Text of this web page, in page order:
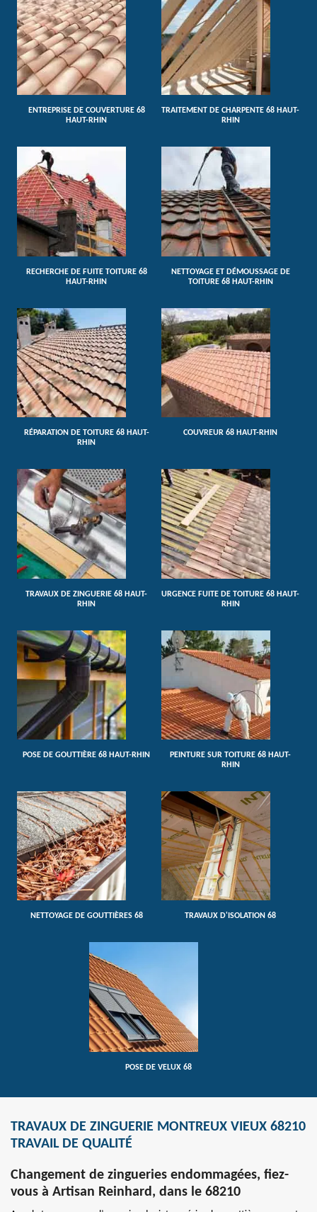
ENTREPRISE DE COUVERTURE 68
HAUT-RHIN
TRAITEMENT DE CHARPENTE 68 HAUT-
RHIN
RECHERCHE DE FUITE TOITURE 68
HAUT-RHIN
NETTOYAGE ET DÉMOUSSAGE DE
TOITURE 68 HAUT-RHIN
RÉPARATION DE TOITURE 68 HAUT-
RHIN
COUVREUR 68 HAUT-RHIN
TRAVAUX DE ZINGUERIE 68 HAUT-
RHIN
URGENCE FUITE DE TOITURE 68 HAUT-
RHIN
POSE DE GOUTTIÈRE 68 HAUT-RHIN
PEINTURE SUR TOITURE 68 HAUT-
RHIN
NETTOYAGE DE GOUTTIÈRES 68 TRAVAUX D'ISOLATION 68
POSE DE VELUX 68
TRAVAUX DE ZINGUERIE MONTREUX VIEUX 68210
TRAVAIL DE QUALITÉ
Changement de zingueries endommagées, fiez-
vous à Artisan Reinhard, dans le 68210